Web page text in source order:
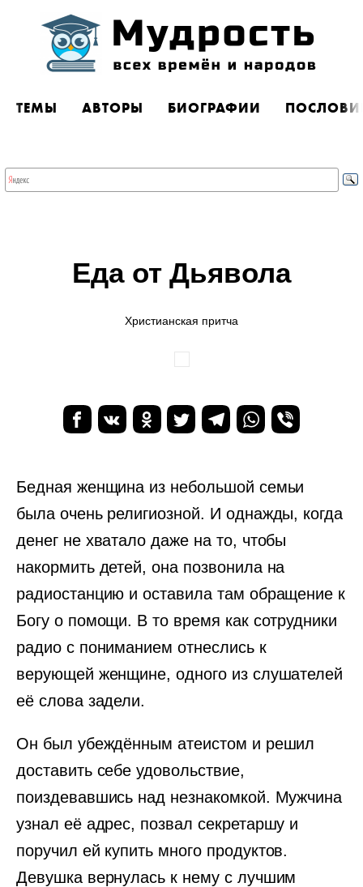
ТЕМЫ АВТОРЫ БИОГРАФИИ
Еда от Дьявола
Христианская притча
Бедная женщина из небольшой семьи
была очень религиозной. И однажды, когда
денег не хватало даже на то, чтобы
накормить детей, она позвонила на
радиостанцию и оставила там обращение к
Богу о помощи. В то время как сотрудники
радио с пониманием отнеслись к
верующей женщине, одного из слушателей
её слова задели.
Он был убеждённым атеистом и решил
доставить себе удовольствие,
поиздевавшись над незнакомкой. Мужчина
узнал её адрес, позвал секретаршу и
поручил ей купить много продуктов.
Девушка вернулась к нему с лучшим